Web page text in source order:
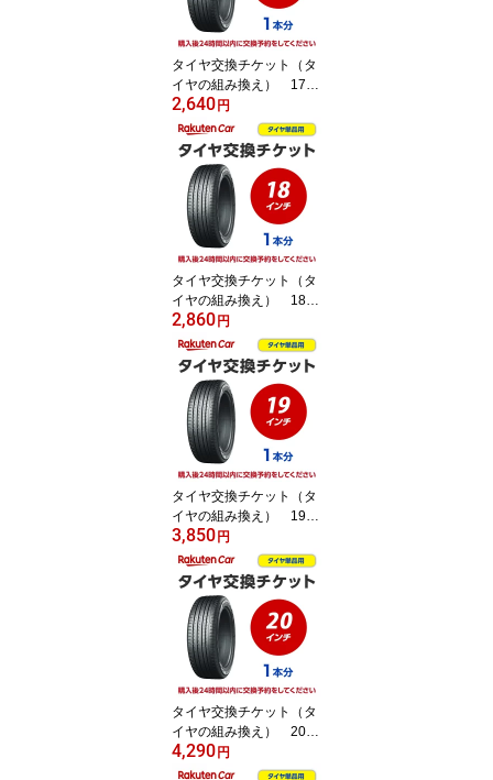
タイヤ交換チケット（タ
イヤの組み換え） 17イ
ンチ - 【1本】 タイヤ
の脱着・バランス調整込
み【ゴムバルブ交換・タ
イヤ廃棄別】
2,640円
タイヤ交換チケット（タ
イヤの組み換え） 18イ
ンチ - 【1本】 タイヤ
の脱着・バランス調整込
み【ゴムバルブ交換・タ
イヤ廃棄別】
2,860円
タイヤ交換チケット（タ
イヤの組み換え） 19イ
ンチ - 【1本】 タイヤ
の脱着・バランス調整込
み【ゴムバルブ交換・タ
イヤ廃棄別】
3,850円
タイヤ交換チケット（タ
イヤの組み換え） 20イ
ンチ - 【1本】 タイヤ
の脱着・バランス調整込
4,290円